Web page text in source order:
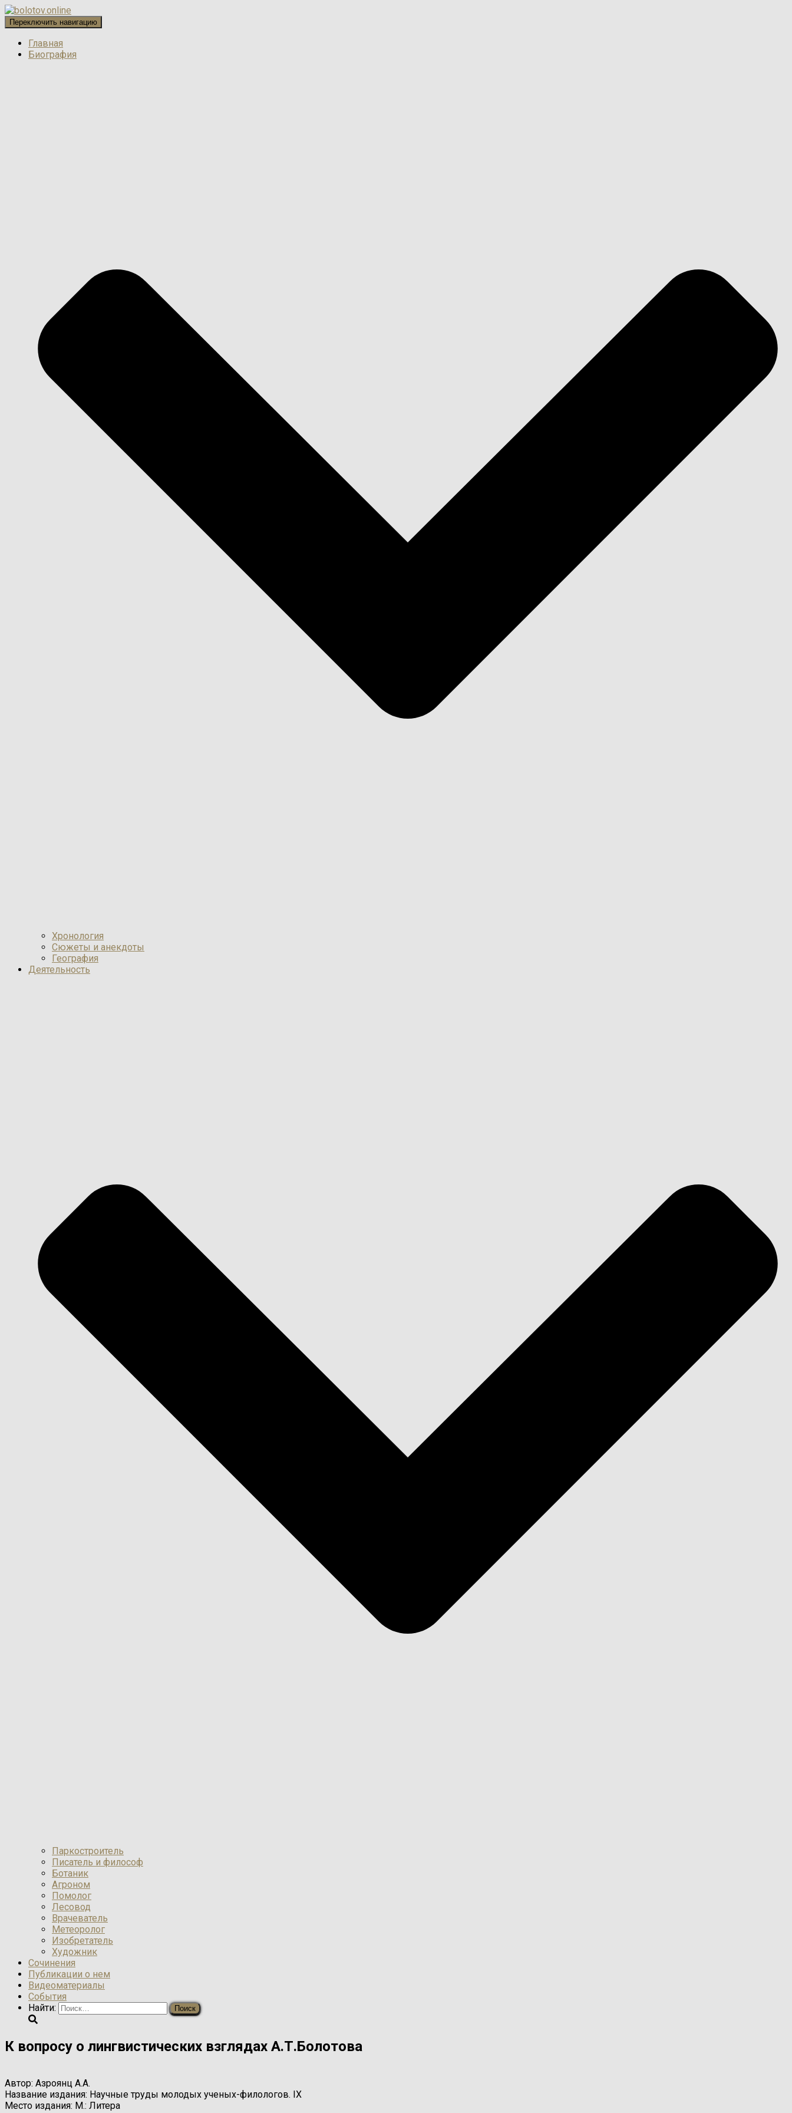
Переключить навигацию
Главная
Биография
Хронология
Сюжеты и анекдоты
География
Деятельность
Паркостроитель
Писатель и философ
Ботаник
Агроном
Помолог
Лесовод
Врачеватель
Метеоролог
Изобретатель
Художник
Сочинения
Публикации о нем
Видеоматериалы
События
Найти:
К вопросу о лингвистических взглядах А.Т.Болотова
Автор: Азроянц А.А.
Название издания: Научные труды молодых ученых-филологов. IX
Место издания: М.: Литера